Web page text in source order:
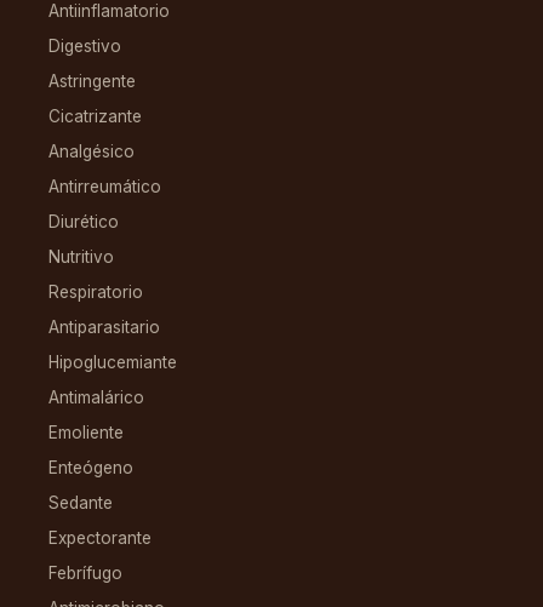
Antiinflamatorio
Digestivo
Astringente
Cicatrizante
Analgésico
Antirreumático
Diurético
Nutritivo
Respiratorio
Antiparasitario
Hipoglucemiante
Antimalárico
Emoliente
Enteógeno
Sedante
Expectorante
Febrífugo